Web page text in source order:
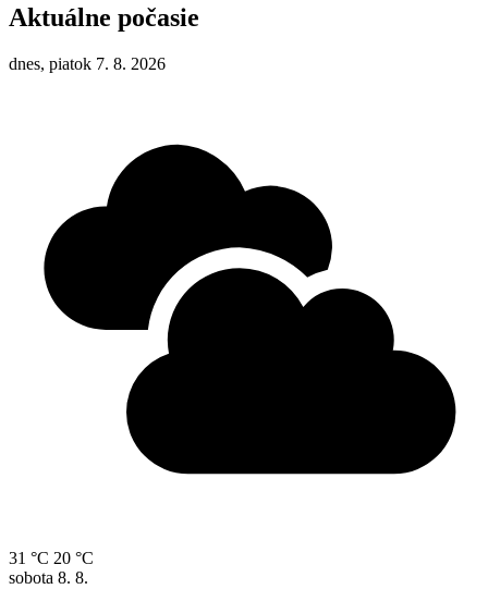
Aktuálne počasie
dnes, piatok 7. 8. 2026
31 °C 20 °C
sobota 8. 8.